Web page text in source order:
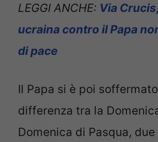
LEGGI ANCHE: Via
ucraina contro il Papa
di pace
Il Papa si è poi
differenza tra la
Domenica di Pasqua,